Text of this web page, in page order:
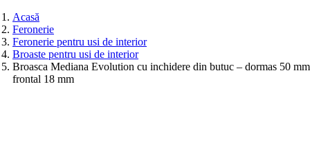
Acasă
Feronerie
Feronerie pentru usi de interior
Broaste pentru usi de interior
Broasca Mediana Evolution cu inchidere din butuc – dormas 50
frontal 18 mm